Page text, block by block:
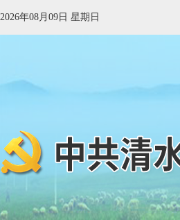
2026年08月09日 星期日